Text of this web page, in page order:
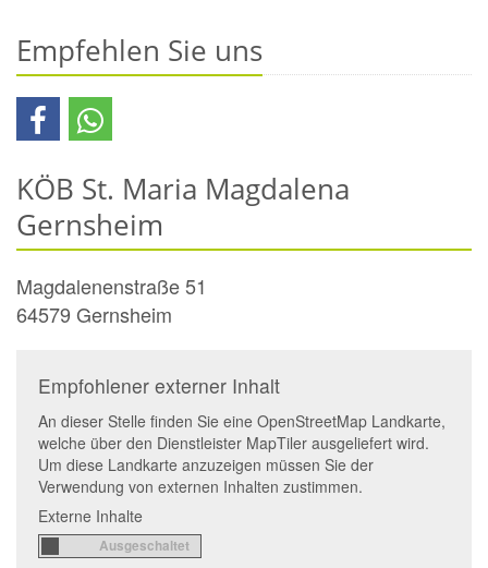
Empfehlen Sie uns
KÖB St. Maria Magdalena
Gernsheim
Magdalenenstraße 51
64579 Gernsheim
Empfohlener externer Inhalt
An dieser Stelle finden Sie eine OpenStreetMap Landkarte,
welche über den Dienstleister MapTiler ausgeliefert wird.
Um diese Landkarte anzuzeigen müssen Sie der
Verwendung von externen Inhalten zustimmen.
Externe Inhalte